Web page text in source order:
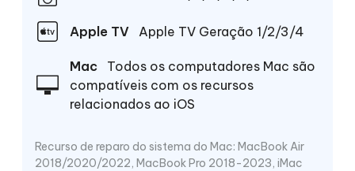
Apple TV Apple TV Geração 1/2/3/4
Mac
Todos os computadores Mac são
compatíveis com os recursos
relacionados ao iOS
Recurso de reparo do sistema do Mac: MacBook Air
2018/2020/2022, MacBook Pro 2018-2023, iMac